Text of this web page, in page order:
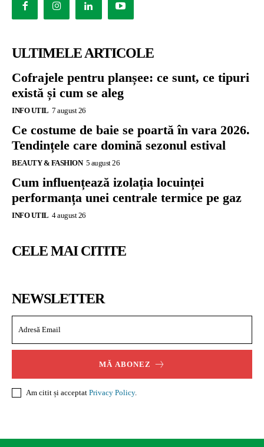
ULTIMELE ARTICOLE
Cofrajele pentru planșee: ce sunt, ce tipuri
există și cum se aleg
INFO UTIL 7 august 26
Ce costume de baie se poartă în vara 2026.
Tendințele care domină sezonul estival
BEAUTY & FASHION 5 august 26
Cum influențează izolația locuinței
performanța unei centrale termice pe gaz
INFO UTIL 4 august 26
CELE MAI CITITE
NEWSLETTER
MĂ ABONEZ
Am citit și acceptat Privacy Policy.